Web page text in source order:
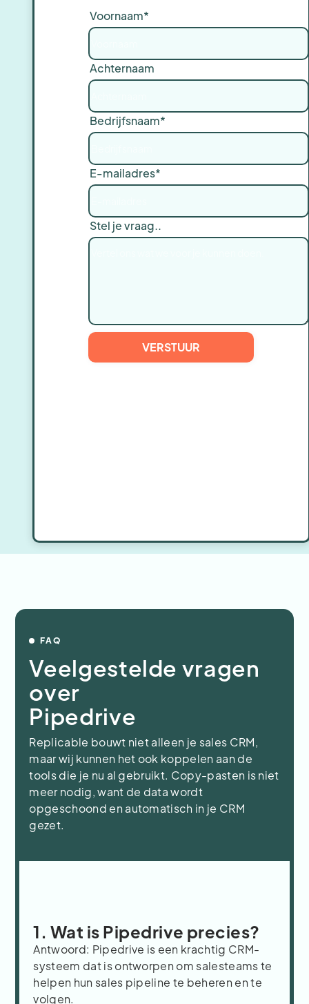
Voornaam*
Achternaam
Bedrijfsnaam*
E-mailadres*
Stel je vraag..
FAQ
Veelgestelde vragen
over
Pipedrive
Replicable bouwt niet alleen je sales CRM,
maar wij kunnen het ook koppelen aan de
tools die je nu al gebruikt. Copy-pasten is niet
meer nodig, want de data wordt
opgeschoond en automatisch in je CRM
gezet.
1. Wat is Pipedrive precies?
Antwoord: Pipedrive is een krachtig CRM-
systeem dat is ontworpen om salesteams te
helpen hun sales pipeline te beheren en te
volgen.